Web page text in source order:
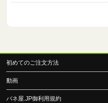
初めてのご注文方法
動画
バネ屋.JP御利用規約